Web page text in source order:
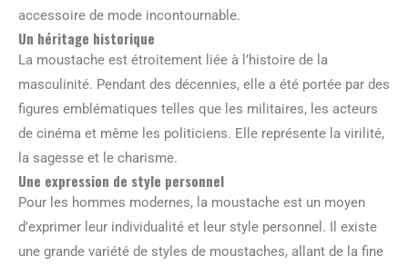
accessoire de mode incontournable.
Un héritage historique
La moustache est étroitement liée à l’histoire de la
masculinité. Pendant des décennies, elle a été portée par des
figures emblématiques telles que les militaires, les acteurs
de cinéma et même les politiciens. Elle représente la virilité,
la sagesse et le charisme.
Une expression de style personnel
Pour les hommes modernes, la moustache est un moyen
d’exprimer leur individualité et leur style personnel. Il existe
une grande variété de styles de moustaches, allant de la fine